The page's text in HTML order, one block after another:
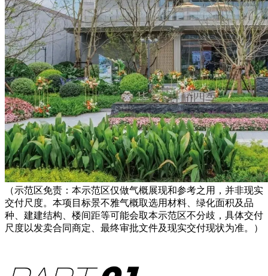
（示范区免责：本示范区仅做气概展现和参考之用，并非现实
交付尺度。本项目标景不雅气概取选用材料、绿化面积及品
种、建建结构、楼间距等可能会取本示范区不分歧，具体交付
尺度以发卖合同商定、最终审批文件及现实交付现状为准。）